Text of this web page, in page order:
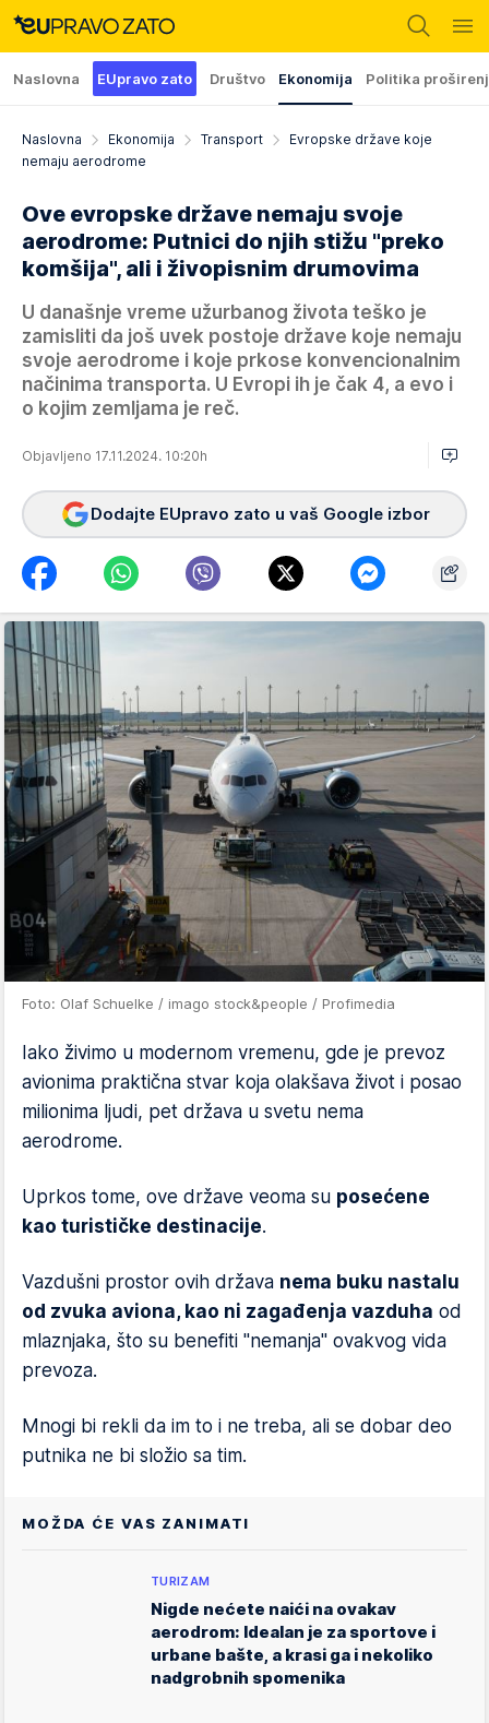
Naslovna EUpravo zato Društvo Ekonomija Politika
Naslovna Ekonomija Transport
Evropske države koje
nemaju aerodrome
Ove evropske države nemaju svoje
aerodrome: Putnici do njih stižu "preko
komšija", ali i živopisnim drumovima
U današnje vreme užurbanog života teško je
zamisliti da još uvek postoje države koje nemaju
svoje aerodrome i koje prkose konvencionalnim
načinima transporta. U Evropi ih je čak 4, a evo i
o kojim zemljama je reč.
Objavljeno 17.11.2024. 10:20h
Dodajte EUpravo zato u vaš Google izbor
Foto: Olaf Schuelke / imago stock&people / Profimedia
Iako živimo u modernom vremenu, gde je prevoz
avionima praktična stvar koja olakšava život i posao
milionima ljudi, pet država u svetu nema
aerodrome.
Uprkos tome, ove države veoma su posećene
kao turističke destinacije.
Vazdušni prostor ovih država nema buku nastalu
od zvuka aviona, kao ni zagađenja vazduha od
mlaznjaka, što su benefiti "nemanja" ovakvog vida
prevoza.
Mnogi bi rekli da im to i ne treba, ali se dobar deo
putnika ne bi složio sa tim.
MOŽDA ĆE VAS ZANIMATI
TURIZAM
Nigde nećete naići na ovakav
aerodrom: Idealan je za sportove i
urbane bašte, a krasi ga i nekoliko
nadgrobnih spomenika